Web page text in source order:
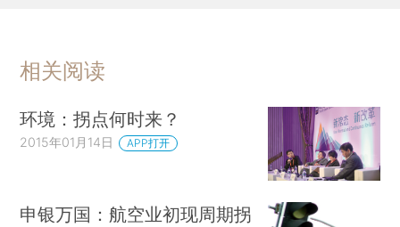
相关阅读
环境：拐点何时来？
2015年01月14日 APP打开
申银万国：航空业初现周期拐